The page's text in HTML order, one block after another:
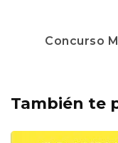
Concurso
También te